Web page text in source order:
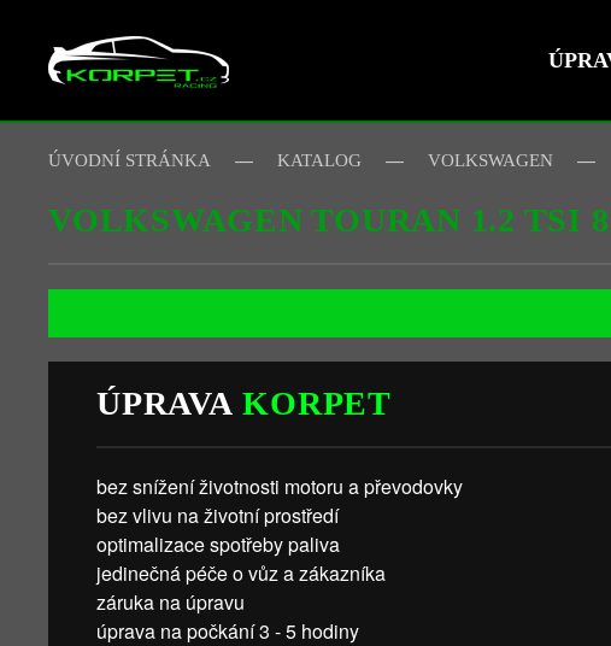
Skip to main content
ÚVODNÍ STRÁNKA KATALOG VOLKSWAGEN
VOLKSWAGEN TOURAN 1.2 TSI
ÚPRAVAKORPET
bez snížení životnosti motoru a převodovky
bez vlivu na životní prostředí
optimalizace spotřeby paliva
jedinečná péče o vůz a zákazníka
záruka na úpravu
úprava na počkání 3 - 5 hodiny